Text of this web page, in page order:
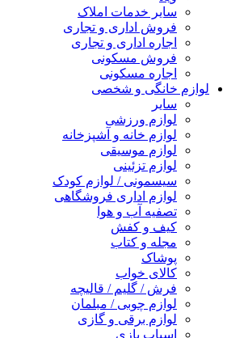
سایر خدمات املاک
فروش اداری و تجاری
اجاره اداری و تجاری
فروش مسکونی
اجاره مسکونی
لوازم خانگی و شخصی
سایر
لوازم ورزشی
لوازم خانه و آشپزخانه
لوازم موسیقی
لوازم تزئینی
سیسمونی / لوازم کودک
لوازم اداری فروشگاهی
تصفیه آب و هوا
کیف و کفش
مجله و کتاب
پوشاک
کالای خواب
فرش / گلیم / قالیچه
لوازم چوبی / مبلمان
لوازم برقی و گازی
اسباب بازی